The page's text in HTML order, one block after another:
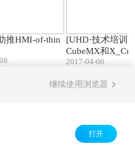
推HMI-of-thin
[UHD·技术培训
CubeMX和
开发低功耗蓝牙
2017-04-06
继续使用浏览器
打开